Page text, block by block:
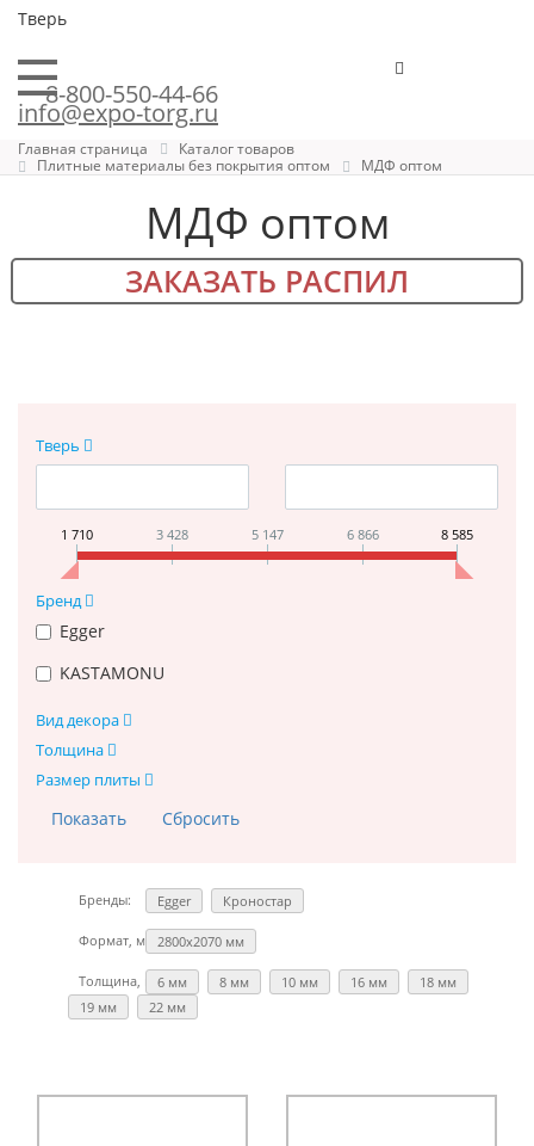
Тверь
8-800-550-44-66
info@expo-torg.ru
Главная страница
Каталог товаров
Плитные материалы без покрытия оптом
МДФ оптом
МДФ оптом
ЗАКАЗАТЬ РАСПИЛ
Тверь
1 710 3 428 5 147 6 866 8 585
Бренд
Egger
KASTAMONU
Вид декора
Толщина
Размер плиты
Бренды: Egger Кроностар
Формат, мм: 2800х2070 мм
Толщина, мм:6 мм 8 мм 10 мм 16 мм
18 мм
19 мм
22 мм